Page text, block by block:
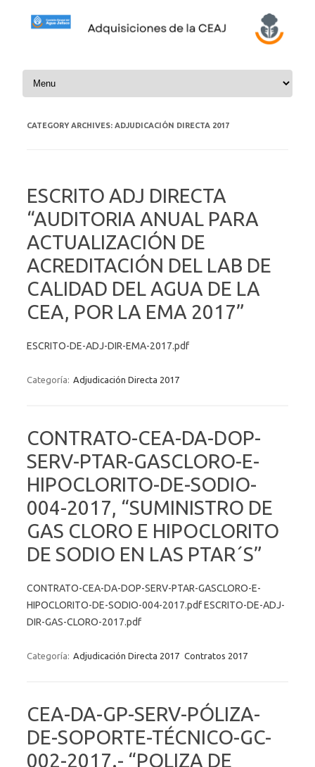
Skip to content
CATEGORY ARCHIVES: ADJUDICACIÓN DIRECTA 2017
ESCRITO ADJ DIRECTA
“AUDITORIA ANUAL PARA
ACTUALIZACIÓN DE
ACREDITACIÓN DEL LAB DE
CALIDAD DEL AGUA DE LA
CEA, POR LA EMA 2017”
ESCRITO-DE-ADJ-DIR-EMA-2017.pdf
Categoría: Adjudicación Directa 2017
CONTRATO-CEA-DA-DOP-
SERV-PTAR-GASCLORO-E-
HIPOCLORITO-DE-SODIO-
004-2017, “SUMINISTRO DE
GAS CLORO E HIPOCLORITO
DE SODIO EN LAS PTAR´S”
CONTRATO-CEA-DA-DOP-SERV-PTAR-GASCLORO-E-
HIPOCLORITO-DE-SODIO-004-2017.pdf ESCRITO-DE-ADJ-
DIR-GAS-CLORO-2017.pdf
Categoría: Adjudicación Directa 2017 Contratos 2017
CEA-DA-GP-SERV-PÓLIZA-
DE-SOPORTE-TÉCNICO-GC-
002-2017.- “POLIZA DE